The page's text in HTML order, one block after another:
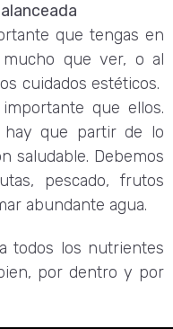
que tengas en
que ver, o al
cuidados estéticos.
que ellos.
que partir de lo
saludable. Debemos
pescado, frutos
abundante agua.
todos los nutrientes
por dentro y por